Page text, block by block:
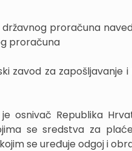
proračuna
proračuna
zavod za zapošljavanje
osnivač Republika
se sredstva za
se uređuje odgoj i